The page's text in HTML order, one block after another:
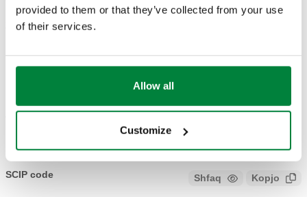
provided to them or that they’ve collected from your use
of their services.
Allow all
Customize
210005
Modele 3D
CALEFFI, 210005. Aksesorë për sisteme elektronike të
rregullimit termik, të serisë 215.
SCIP code Shfaq Kopjo